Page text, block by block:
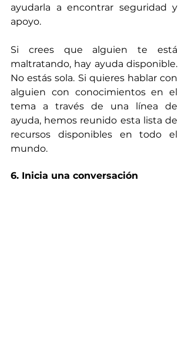
ayudarla a encontrar seguridad y
apoyo.
Si crees que alguien te está
maltratando, hay ayuda disponible.
No estás sola. Si quieres hablar con
alguien con conocimientos en el
tema a través de una línea de
ayuda, hemos reunido esta lista de
recursos disponibles en todo el
mundo.
6. Inicia una conversación